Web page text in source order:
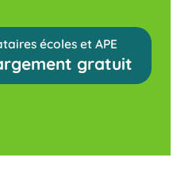
écoles et APE
gratuit